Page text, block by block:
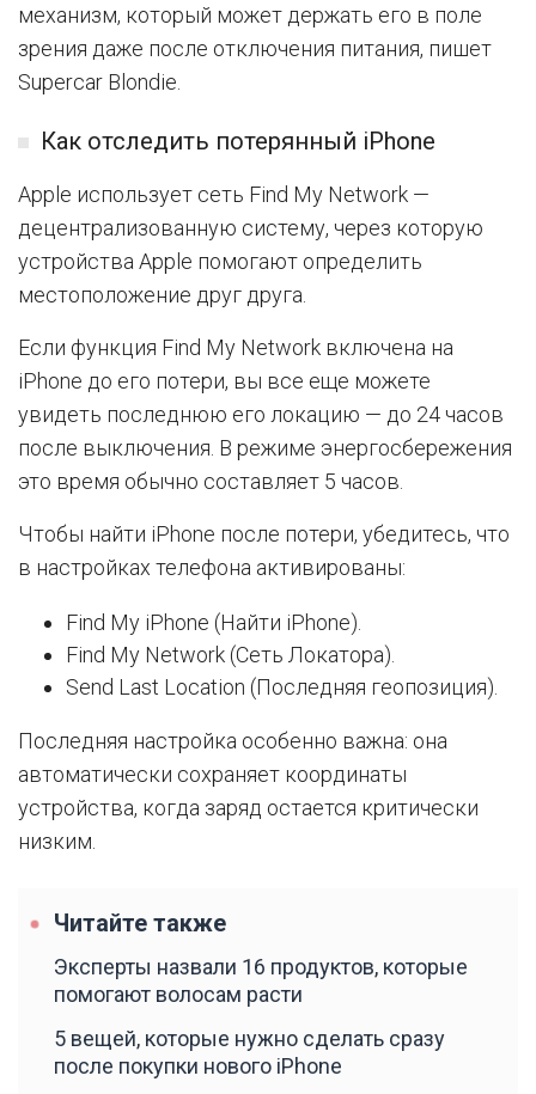
механизм, который может держать его в поле
зрения даже после отключения питания, пишет
Supercar Blondie.
Как отследить потерянный iPhone
Apple использует сеть Find My Network —
децентрализованную систему, через которую
устройства Apple помогают определить
местоположение друг друга.
Если функция Find My Network включена на
iPhone до его потери, вы все еще можете
увидеть последнюю его локацию — до 24 часов
после выключения. В режиме энергосбережения
это время обычно составляет 5 часов.
Чтобы найти iPhone после потери, убедитесь, что
в настройках телефона активированы:
Find My iPhone (Найти iPhone).
Find My Network (Сеть Локатора).
Send Last Location (Последняя геопозиция).
Последняя настройка особенно важна: она
автоматически сохраняет координаты
устройства, когда заряд остается критически
низким.
Читайте также
Эксперты назвали 16 продуктов, которые
помогают волосам расти
5 вещей, которые нужно сделать сразу
после покупки нового iPhone